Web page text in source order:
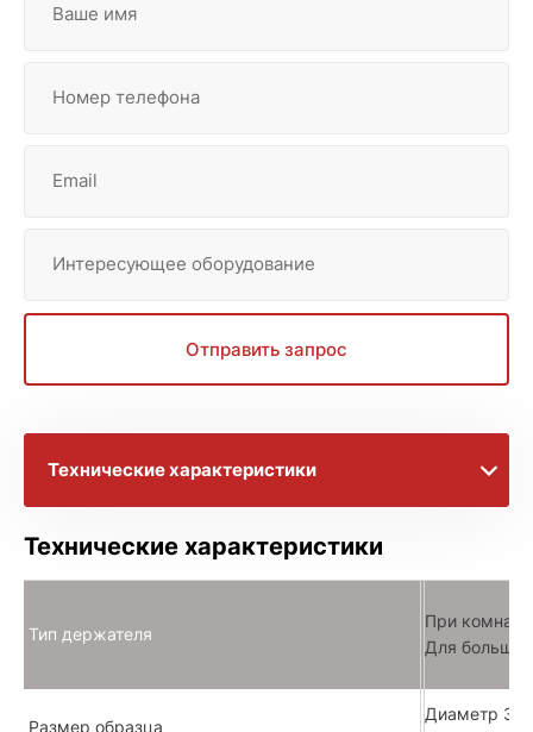
Ваше имя
Номер телефона
Email
Интересующее оборудование
Отправить запрос
Технические характеристики
Брошюры с информацией
Технические характеристики
Тип держателя
При
Для
Размер образца
Диаметр 3